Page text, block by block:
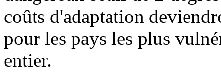
coûts d'adaptation
pour les pays les plus
entier.